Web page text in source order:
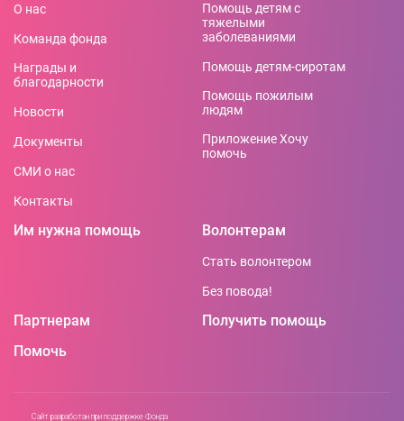
О нас
Команда фонда
Награды и
благодарности
Новости
Документы
СМИ о нас
Контакты
Помощь детям с
тяжелыми
заболеваниями
Помощь детям-сиротам
Помощь пожилым
людям
Приложение Хочу
помочь
Им нужна помощь Волонтерам
Стать волонтером
Без повода!
Партнерам
Получить помощь
Помочь
Сайт разработан при поддержке Фонда